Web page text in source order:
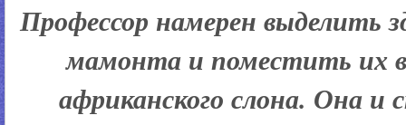
Профессор намерен выделить
мамонта и поместить их
африканского слона. Она и